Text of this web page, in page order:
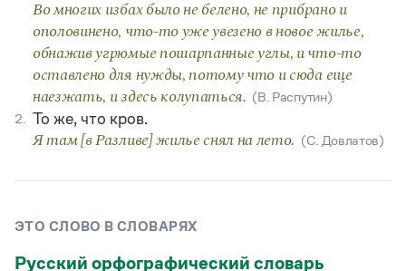
Интервью
Лекции и подкасты
Рекомендуем
Учебник Грамоты
Издательство
Во многих избах было не белено, не прибрано и
ополовинено, что-то уже увезено в новое жилье,
обнажив угрюмые пошарпанные углы, и что-то
оставлено для нужды, потому что и сюда еще
наезжать, и здесь колупаться. (В. Распутин)
2. То же, что кров.
Я там [в Разливе] жилье снял на лето. (С. Довлатов)
ЭТО СЛОВО В СЛОВАРЯХ
Русский орфографический словарь